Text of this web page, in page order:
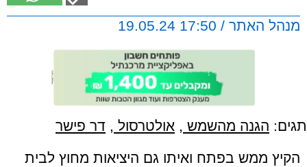
מנהל האתר / 17:50 19.05.24
תגים: הגנה מהשמש , אולטרסול , דר פישר
הקיץ ממש בפתח ואיתו גם היציאות מחוץ לבית